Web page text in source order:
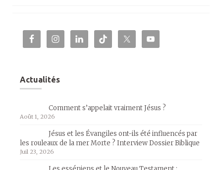
Actualités
Comment s’appelait vraiment Jésus ?
Août 1, 2026
Jésus et les Évangiles ont-ils été influencés par
les rouleaux de la mer Morte ? Interview Dossier Biblique
Juil 23, 2026